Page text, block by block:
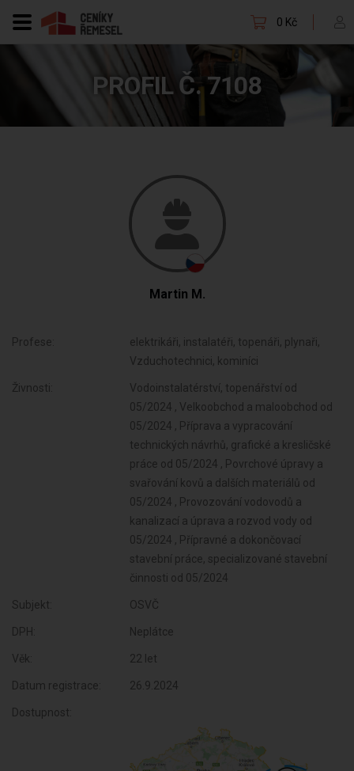
0 Kč
PROFIL Č. 7108
Martin M.
Profese:
elektrikáři, instalatéři, topenáři, plynaři,
Vzduchotechnici, kominíci
Živnosti:
Vodoinstalatérství, topenářství od
05/2024 , Velkoobchod a maloobchod od
05/2024 , Příprava a vypracování
technických návrhů, grafické a kresličské
práce od 05/2024 , Povrchové úpravy a
svařování kovů a dalších materiálů od
05/2024 , Provozování vodovodů a
kanalizací a úprava a rozvod vody od
05/2024 , Přípravné a dokončovací
stavební práce, specializované stavební
činnosti od 05/2024
Subjekt: OSVČ
DPH: Neplátce
Věk: 22 let
Datum registrace: 26.9.2024
Dostupnost: